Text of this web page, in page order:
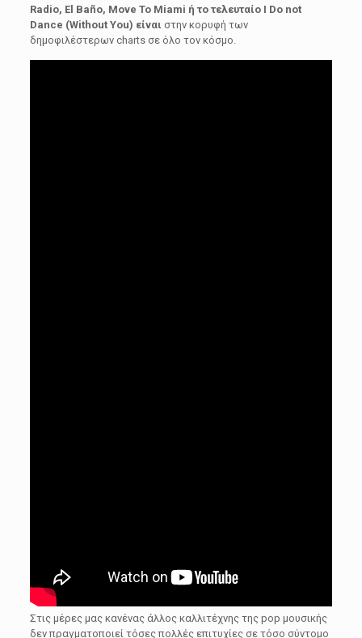
Radio, El Baño, Move To Miami ή το τελευταίο I Do not
Dance (Without You) είναι στην κορυφή των
δημοφιλέστερων charts σε όλο τον κόσμο.
Στις μέρες μας κανένας άλλος καλλιτέχνης της pop μουσικής
δεν πραγματοποιεί τόσες πολλές επιτυχίες σε τόσο σύντομο